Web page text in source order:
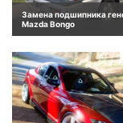
Замена подшипника
Mazda Bongo